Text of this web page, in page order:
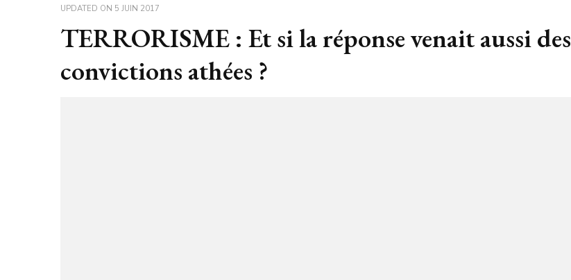
UPDATED ON 5 JUIN 2017
TERRORISME : Et si la réponse venait aussi des
convictions athées ?